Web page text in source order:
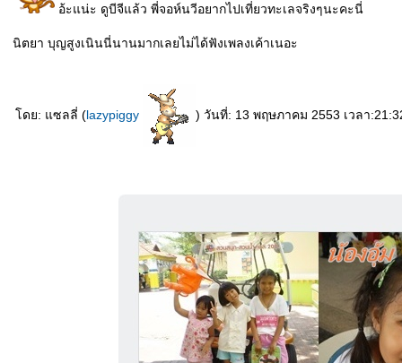
อ้ะแน่ะ ดูบีจีแล้ว พี่จอห์นวีอยากไปเที่ยวทะเลจริงๆนะคะนี่
นิตยา บุญสูงเนินนี่นานมากเลยไม่ได้ฟังเพลงเค้าเนอะ
ดย: แซลลี่ (lazypiggy ) วันที่: 13 พฤษภาคม 2553 เวลา